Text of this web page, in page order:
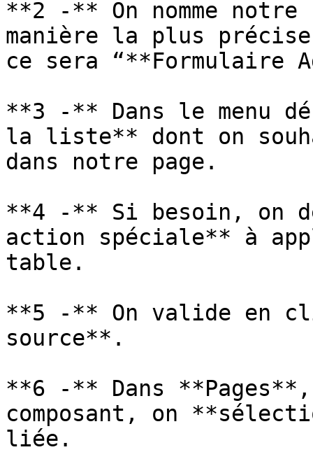
**2 -** On nomme
manière la plus
ce sera “**Formulaire
**3 -** Dans le menu
la liste** dont on
dans notre page.
**4 -** Si besoin, on
action spéciale** à
table.
**5 -** On valide en
source**.
**6 -** Dans
composant, on
liée.